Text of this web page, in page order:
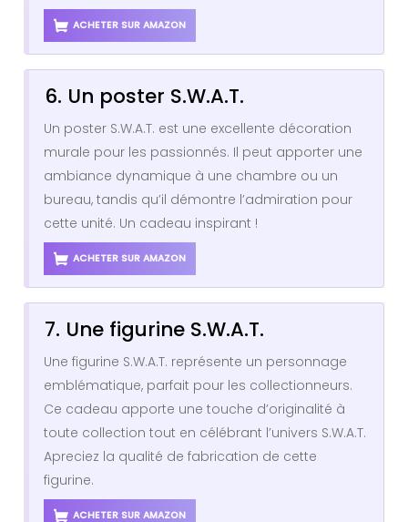
ACHETER SUR AMAZON
6. Un poster S.W.A.T.
Un poster S.W.A.T. est une excellente décoration
murale pour les passionnés. Il peut apporter une
ambiance dynamique à une chambre ou un
bureau, tandis qu’il démontre l’admiration pour
cette unité. Un cadeau inspirant !
ACHETER SUR AMAZON
7. Une figurine S.W.A.T.
Une figurine S.W.A.T. représente un personnage
emblématique, parfait pour les collectionneurs.
Ce cadeau apporte une touche d’originalité à
toute collection tout en célébrant l’univers S.W.A.T.
Apreciez la qualité de fabrication de cette
figurine.
ACHETER SUR AMAZON